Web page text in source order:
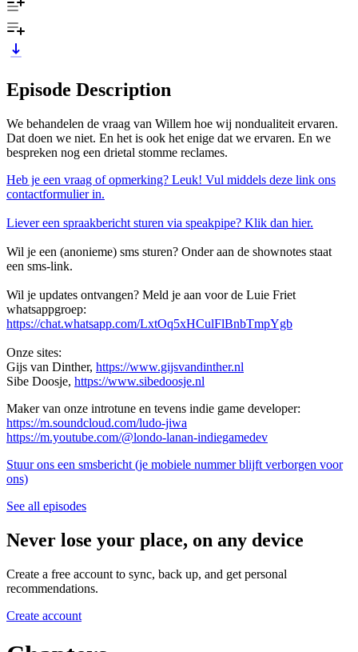
Episode Description
We behandelen de vraag van Willem hoe wij nondualiteit ervaren.
Dat doen we niet. En het is ook het enige dat we ervaren. En we
bespreken nog een drietal stomme reclames.
Heb je een vraag of opmerking? Leuk! Vul middels deze link ons
contactformulier in.
Liever een spraakbericht sturen via speakpipe? Klik dan hier.
Wil je een (anonieme) sms sturen? Onder aan de shownotes staat
een sms-link.
Wil je updates ontvangen? Meld je aan voor de Luie Friet
whatsappgroep:
https://chat.whatsapp.com/LxtOq5xHCulFlBnbTmpYgb
Onze sites:
Gijs van Dinther, https://www.gijsvandinther.nl
Sibe Doosje, https://www.sibedoosje.nl
Maker van onze introtune en tevens indie game developer:
https://m.soundcloud.com/ludo-jiwa
https://m.youtube.com/@londo-lanan-indiegamedev
Stuur ons een smsbericht (je mobiele nummer blijft verborgen voor
ons)
See all episodes
Never lose your place, on any device
Create a free account to sync, back up, and get personal
recommendations.
Create account